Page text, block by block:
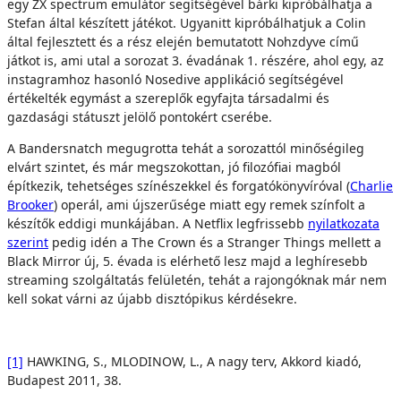
egy ZX spectrum emulátor segítségével bárki kipróbálhatja a
Stefan által készített játékot. Ugyanitt kipróbálhatjuk a Colin
által fejlesztett és a rész elején bemutatott Nohzdyve című
játkot is, ami utal a sorozat 3. évadának 1. részére, ahol egy, az
instagramhoz hasonló Nosedive applikáció segítségével
értékelték egymást a szereplők egyfajta társadalmi és
gazdasági státuszt jelölő pontokért cserébe.
A Bandersnatch megugrotta tehát a sorozattól minőségileg
elvárt szintet, és már megszokottan, jó filozófiai magból
építkezik, tehetséges színészekkel és forgatókönyvíróval (Charlie
Brooker) operál, ami újszerűsége miatt egy remek színfolt a
készítők eddigi munkájában. A Netflix legfrissebb nyilatkozata
szerint pedig idén a The Crown és a Stranger Things mellett a
Black Mirror új, 5. évada is elérhető lesz majd a leghíresebb
streaming szolgáltatás felületén, tehát a rajongóknak már nem
kell sokat várni az újabb disztópikus kérdésekre.
[1] HAWKING, S., MLODINOW, L., A nagy terv, Akkord kiadó,
Budapest 2011, 38.